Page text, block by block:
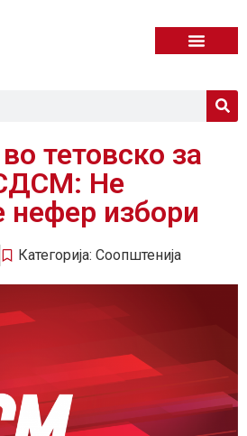
тетовско за
Не
избори
Категорија: Соопштенија